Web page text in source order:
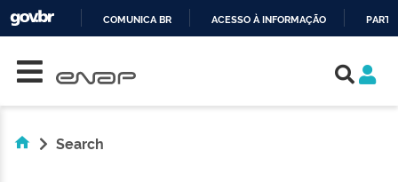
COMUNICA BR ACESSO À INFORMAÇÃO
Search